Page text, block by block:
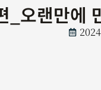
_오랜만에